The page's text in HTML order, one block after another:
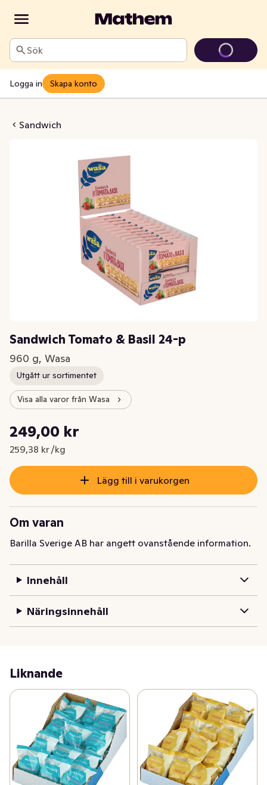
Sök
Logga in Skapa konto
Sandwich
& Basil 24-p
Sandwich Tomato & Basil 24-p
960 g, Wasa
Utgått ur sortimentet
Visa alla varor från Wasa
Nuvarande pris är: 249,00 kr
249,00 kr
259,38 kr /kg
Styckpris: 259,38 kr /kg
Lägg till i varukorgen
Om varan
Barilla Sverige AB har angett ovanstående information.
Innehåll
Näringsinnehåll
Liknande